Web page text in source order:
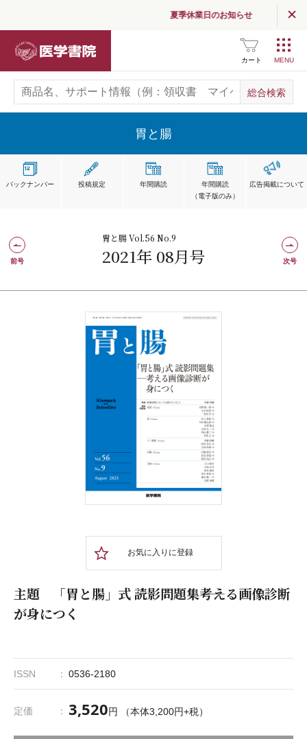
夏季休業日のお知らせ
カート
胃と腸
バックナンバー 投稿規定 年間購読
年間購読
（電子版のみ）
広告掲載について
胃と腸 Vol.56 No.9
2021年 08月号
前号 次号
お気に入りに登録
主題 「胃と腸」式 読影問題集――考える画像診断
が身につく
ISSN 0536-2180
定価 3,520円 （本体3,200円+税）